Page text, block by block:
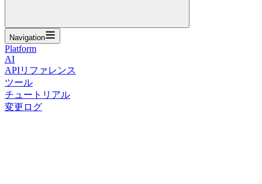
Navigation
Platform
AI
APIリファレンス
ツール
チュートリアル
変更ログ